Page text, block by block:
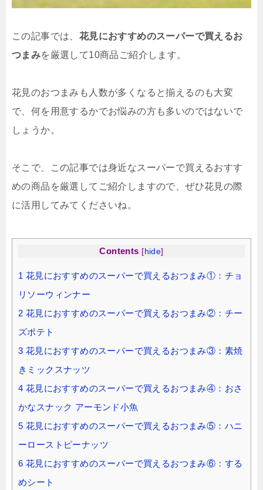
この記事では、 花見におすすめのスーパーで買えるお
つまみを厳選して10商品ご紹介します。
花見のおつまみも人数が多くなると揃えるのも大変
で、何を用意するかでお悩みの方も多いのではないで
しょうか。
そこで、この記事では身近なスーパーで買えるおすす
めの商品を厳選してご紹介しますので、ぜひ花見の際
に活用してみてくださいね。
Contents [ hide]
1 花見におすすめのスーパーで買えるおつまみ①：チョ
リソーウィンナー
2 花見におすすめのスーパーで買えるおつまみ②：チー
ズポテト
3 花見におすすめのスーパーで買えるおつまみ③：素焼
きミックスナッツ
4 花見におすすめのスーパーで買えるおつまみ④：おさ
かなスナック アーモンド小魚
5 花見におすすめのスーパーで買えるおつまみ⑤：ハニ
ーローストピーナッツ
6 花見におすすめのスーパーで買えるおつまみ⑥：する
めシート